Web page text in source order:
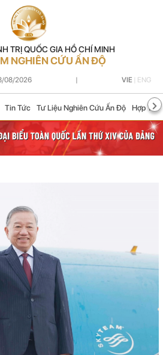
TRỊ QUỐC GIA HỒ CHÍ MINH
NGHIÊN CỨU ẤN ĐỘ
08/2026 | VIE ENG
Tin Tức Tư Liệu Nghiên Cứu Ấn Độ Hợp Tác